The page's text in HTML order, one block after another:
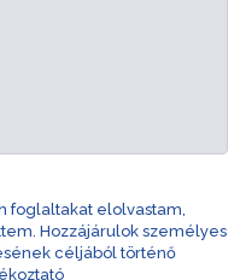
foglaltakat elolvastam,
Hozzájárulok személyes
céljából történő